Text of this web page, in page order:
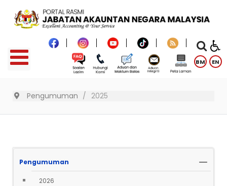
BM EN
Pengumuman 2025
Pengumuman
2026